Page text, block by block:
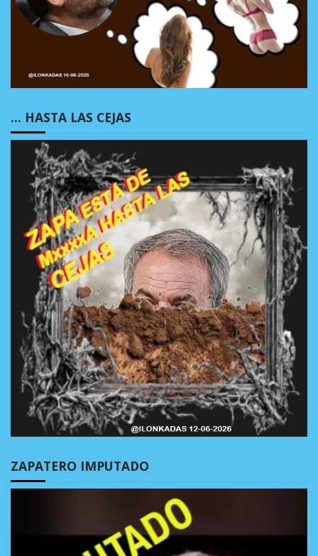
… HASTA LAS CEJAS
ZAPATERO IMPUTADO